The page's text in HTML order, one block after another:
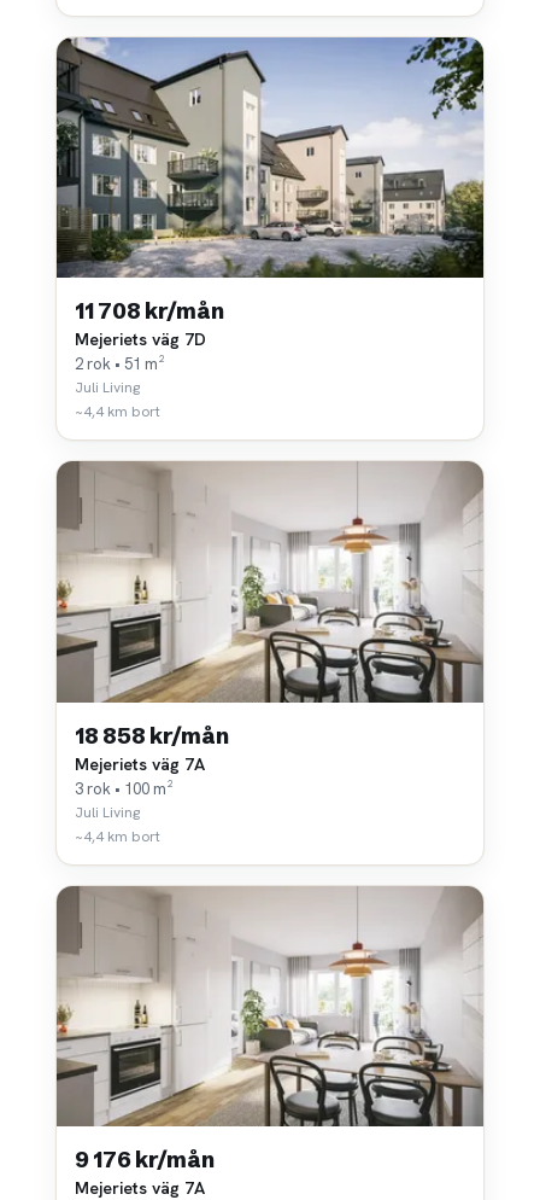
11 708 kr/mån
Mejeriets väg 7D
2 rok • 51 m²
Juli Living
~4,4 km bort
18 858 kr/mån
Mejeriets väg 7A
3 rok • 100 m²
Juli Living
~4,4 km bort
9 176 kr/mån
Mejeriets väg 7A